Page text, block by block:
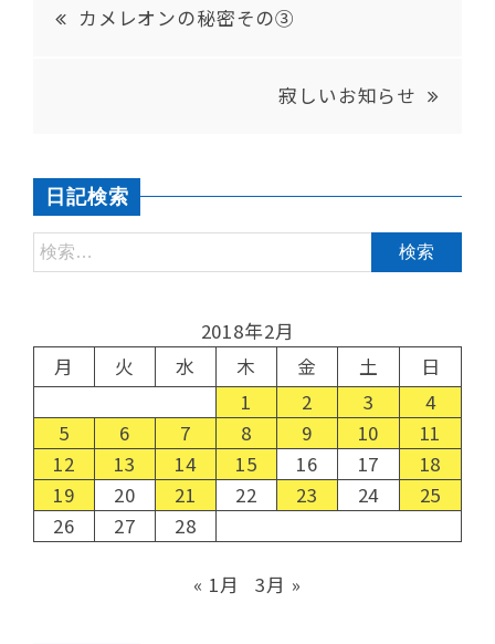
カメレオンの秘密その③
寂しいお知らせ
日記検索
2018年2月
月
火 水 木 金 土
日
1
2 3
4
5
6 7 8 9 10
11
12
13 14 15 16 17
18
19
20 21 22 23 24
25
26
27 28
« 1月 3月 »